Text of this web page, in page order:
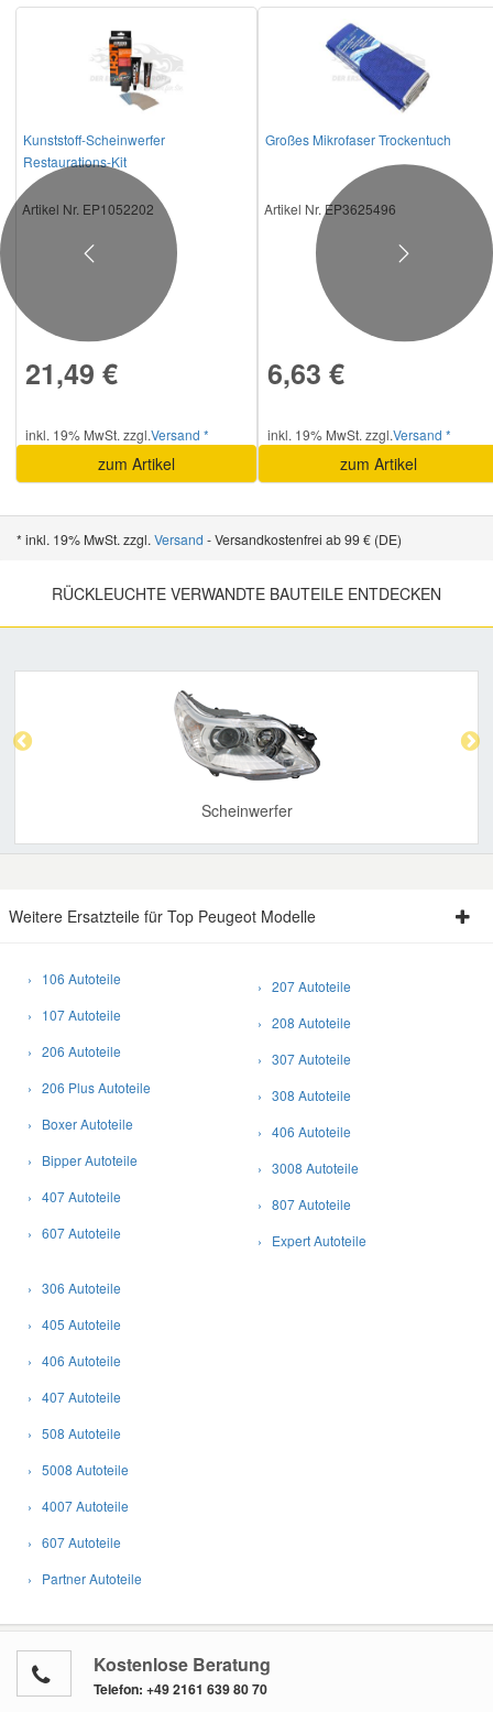
Kunststoff-Scheinwerfer
Restaurations-Kit
Artikel Nr. EP1052202
21,49 €
inkl. 19% MwSt. zzgl.Versand *
zum Artikel
Großes Mikrofaser Trockentuch
Artikel Nr. EP3625496
6,63 €
inkl. 19% MwSt. zzgl.Versand *
zum Artikel
Previous Next
* inkl. 19% MwSt. zzgl. Versand - Versandkostenfrei ab 99 € (DE)
RÜCKLEUCHTE VERWANDTE BAUTEILE ENTDECKEN
Scheinwerfer
Weitere Ersatzteile für Top Peugeot Modelle
› 106 Autoteile
› 107 Autoteile
› 206 Autoteile
› 206 Plus Autoteile
› Boxer Autoteile
› Bipper Autoteile
› 407 Autoteile
› 607 Autoteile
› 207 Autoteile
› 208 Autoteile
› 307 Autoteile
› 308 Autoteile
› 406 Autoteile
› 3008 Autoteile
› 807 Autoteile
› Expert Autoteile
› 306 Autoteile
› 405 Autoteile
› 406 Autoteile
› 407 Autoteile
› 508 Autoteile
› 5008 Autoteile
› 4007 Autoteile
› 607 Autoteile
› Partner Autoteile
Kostenlose Beratung
Telefon: +49 2161 639 80 70